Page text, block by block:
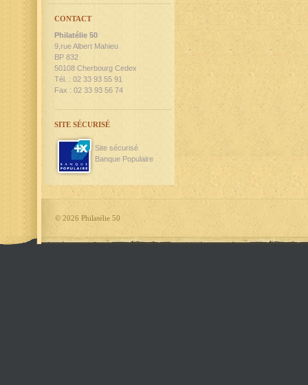
CONTACT
Philatélie 50
9,rue Albert Mahieu
BP 832
50108 Cherbourg Cedex
Tél. : 02 33 93 55 91
Fax : 02 33 93 56 74
SITE SÉCURISÉ
Site sécurisé
Banque Populaire
© 2026 Philatélie 50